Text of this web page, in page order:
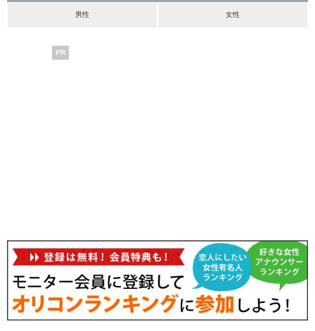
男性 女性
PR